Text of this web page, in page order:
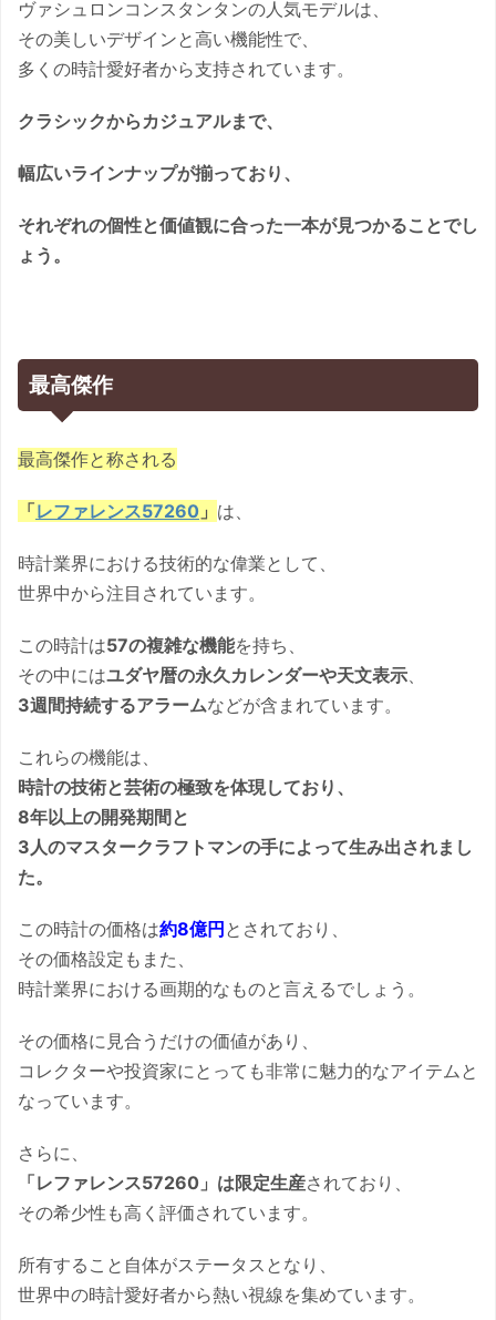
ヴァシュロンコンスタンタンの人気モデルは、
その美しいデザインと高い機能性で、
多くの時計愛好者から支持されています。
クラシックからカジュアルまで、
幅広いラインナップが揃っており、
それぞれの個性と価値観に合った一本が見つかることでし
ょう。
最高傑作
最高傑作と称される
「レファレンス57260 」 は、
時計業界における技術的な偉業として、
世界中から注目されています。
この時計は57の複雑な機能を持ち、
その中にはユダヤ暦の永久カレンダーや天文表示、
3週間持続するアラームなどが含まれています。
これらの機能は、
時計の技術と芸術の極致を体現しており、
8年以上の開発期間と
3人のマスタークラフトマンの手によって生み出されまし
た。
この時計の価格は約8億円 とされており、
その価格設定もまた、
時計業界における画期的なものと言えるでしょう。
その価格に見合うだけの価値があり、
コレクターや投資家にとっても非常に魅力的なアイテムと
なっています。
さらに、
「レファレンス57260」は限定生産されており、
その希少性も高く評価されています。
所有すること自体がステータスとなり、
世界中の時計愛好者から熱い視線を集めています。